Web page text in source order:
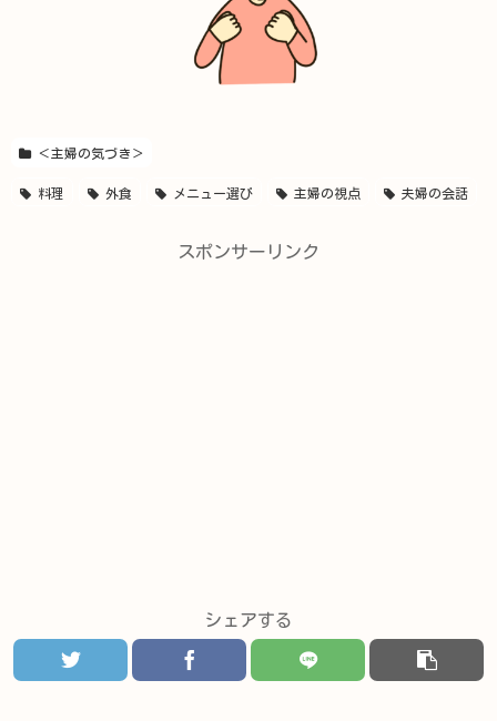
＜主婦の気づき＞
料理 外食 メニュー選び 主婦の視点 夫婦の会話
スポンサーリンク
シェアする